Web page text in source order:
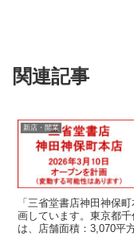
関連記事
新店・開業
「三省堂書店神田神保
画しています。東京都
は、店舗面積：3,070平